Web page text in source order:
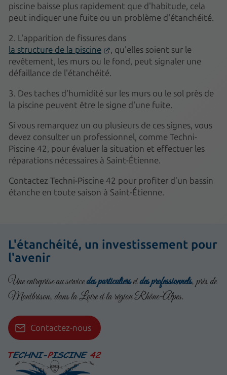
piscine baisse plus rapidement que d'habitude, cela
peut indiquer une fuite ou un problème d'étanchéité.
2. L'apparition de fissures dans
la structure de la piscine
, qu'elles soient sur le
revêtement, les murs ou le fond, peut signaler une
défaillance de l'étanchéité.
3. Des taches d'humidité sur les murs ou le sol près de
la piscine peuvent être le signe d'une fuite.
Si vous remarquez un ou plusieurs de ces signes, vous
devez consulter un professionnel, comme Techni-
Piscine 42, pour évaluer la situation et effectuer les
réparations nécessaires à Saint-Étienne.
Contactez Techni-Piscine 42 pour profiter d’un bassin
étanche en toute saison à Saint-Étienne.
L'étanchéité, un investissement pour
l'avenir
Une entreprise au servicedes particuliersetdes professionnels, près de
Montbrison, dans la Loire et la région Rhône-Alpes.
Contactez-nous